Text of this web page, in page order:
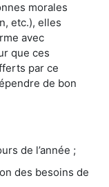
morales
etc.), elles
avec
que ces
par ce
de bon
de l’année ;
des besoins de